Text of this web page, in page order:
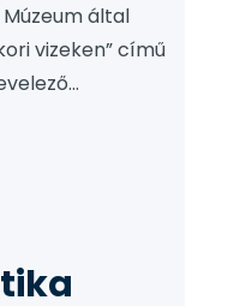
által
vizeken” című
Edina, a több
közül, a 8-
a 33.
fordulók